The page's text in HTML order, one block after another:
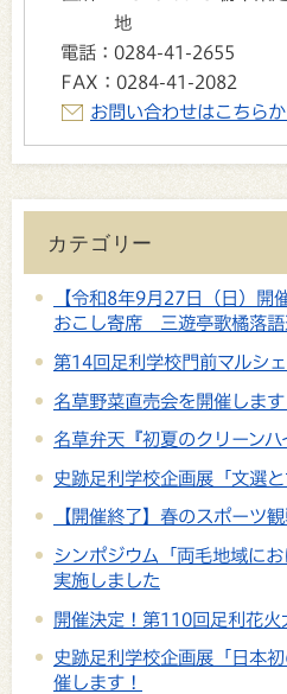
地
電話： 0284-41-2655
FAX： 0284-41-2082
お問い合わせはこちら
カテゴリー
【令和8年9月27日（日）開
おこし寄席 三遊亭歌橘落
第14回足利学校門前マルシ
名草野菜直売会を開催します
名草弁天『初夏のクリーンハ
史跡足利学校企画展「文選
【開催終了】春のスポーツ
シンポジウム「両毛地域に
実施しました
開催決定！第110回足利花火
史跡足利学校企画展「日本
催します！